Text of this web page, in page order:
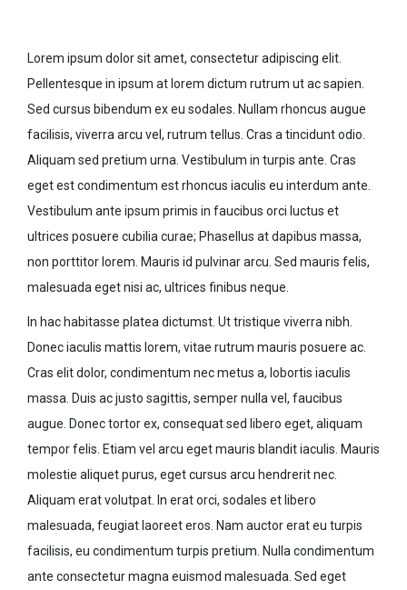
Lorem ipsum dolor sit amet, consectetur adipiscing elit.
Pellentesque in ipsum at lorem dictum rutrum ut ac sapien.
Sed cursus bibendum ex eu sodales. Nullam rhoncus augue
facilisis, viverra arcu vel, rutrum tellus. Cras a tincidunt odio.
Aliquam sed pretium urna. Vestibulum in turpis ante. Cras
eget est condimentum est rhoncus iaculis eu interdum ante.
Vestibulum ante ipsum primis in faucibus orci luctus et
ultrices posuere cubilia curae; Phasellus at dapibus massa,
non porttitor lorem. Mauris id pulvinar arcu. Sed mauris felis,
malesuada eget nisi ac, ultrices finibus neque.
In hac habitasse platea dictumst. Ut tristique viverra nibh.
Donec iaculis mattis lorem, vitae rutrum mauris posuere ac.
Cras elit dolor, condimentum nec metus a, lobortis iaculis
massa. Duis ac justo sagittis, semper nulla vel, faucibus
augue. Donec tortor ex, consequat sed libero eget, aliquam
tempor felis. Etiam vel arcu eget mauris blandit iaculis. Mauris
molestie aliquet purus, eget cursus arcu hendrerit nec.
Aliquam erat volutpat. In erat orci, sodales et libero
malesuada, feugiat laoreet eros. Nam auctor erat eu turpis
facilisis, eu condimentum turpis pretium. Nulla condimentum
ante consectetur magna euismod malesuada. Sed eget